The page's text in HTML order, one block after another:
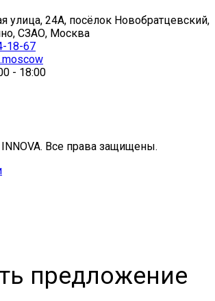
улица, 24А, посёлок Новобратцевский,
СЗАО, Москва
18-67
- 18:00
Все права защищены.
предложение